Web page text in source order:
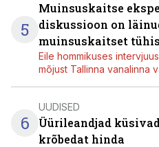
5
Muinsuskaitse
diskussioon on
muinsuskaitset
Eile hommikuses
mõjust Tallinna vanalinna
6
UUDISED
Üürileandjad
krõbedat hinda